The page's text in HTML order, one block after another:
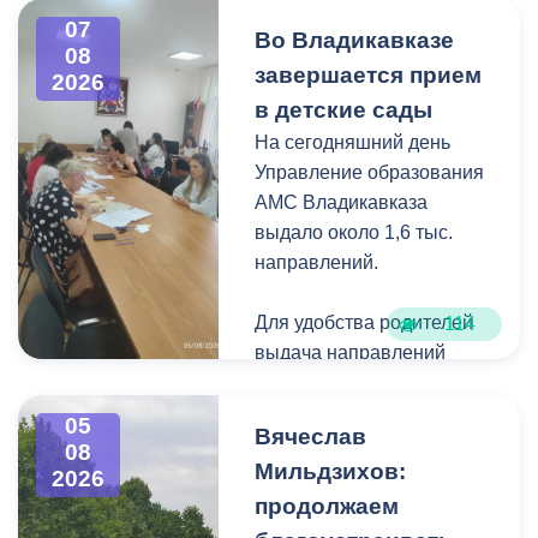
загущения территории
дикорастущими
деревьями,
муниципальные служащие
с утра косят, пилят
поросль между
захоронениями и
собирают скошенную
07
08
2026
Во Владикавказе
завершается прием
в детские сады
На сегодняшний день
Управление образования
АМС Владикавказа
выдало около 1,6 тыс.
направлений.
Для удобства родителей
выдача направлений
очередей и долгого
ожидания.
Прием в детские сады
114
05
08
2026
Вячеслав
Мильдзихов:
продолжаем